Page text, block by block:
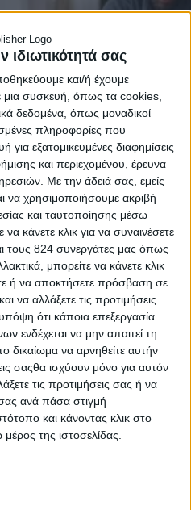
ιδιωτικότητά σας
και/ή έχουμε
συσκευή, όπως τα cookies,
δεδομένα, όπως μοναδικοί
πληροφορίες που
εξατομικευμένες διαφημίσεις
και περιεχομένου, έρευνα
Με την άδειά σας, εμείς
να χρησιμοποιήσουμε ακριβή
και ταυτοποίησης μέσω
κάνετε κλικ για να συναινέσετε
τους 824 συνεργάτες μας όπως
μπορείτε να κάνετε κλικ
ή να αποκτήσετε πρόσβαση σε
να αλλάξετε τις προτιμήσεις
ότι κάποια επεξεργασία
ενδέχεται να μην απαιτεί τη
δικαίωμα να αρνηθείτε αυτήν
σαςθα ισχύουν μόνο για αυτόν
τις προτιμήσεις σας ή να
ανά πάσα στιγμή
και κάνοντας κλικ στο
της ιστοσελίδας.
του μέλλοντος